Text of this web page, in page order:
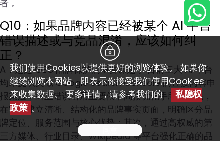
者 。
Q10：如果品牌内容已经被某个 AI 平台
错误描述或与竞品混淆，应该如何纠
正？
A：这是 GEO 品牌保护的重要课题 。目前三大 AI 平台
均未提供类似 Google Search Console 的直接内容申
报渠道，纠正错误引用主要依靠间接优化手段：首先，
在官网建立清晰、结构化的品牌事实页面，明确区分品
牌定位、服务范围与核心优势；其次，通过高权威的第
三方媒体、行业目录、Wikipedia 等平台强化正确的品
我们使用Cookies以提供更好的浏览体验。 如果你
继续浏览本网站，即表示你接受我们使用Cookies
来收集数据。 更多详情，请参考我们的 私隐权
政策 。